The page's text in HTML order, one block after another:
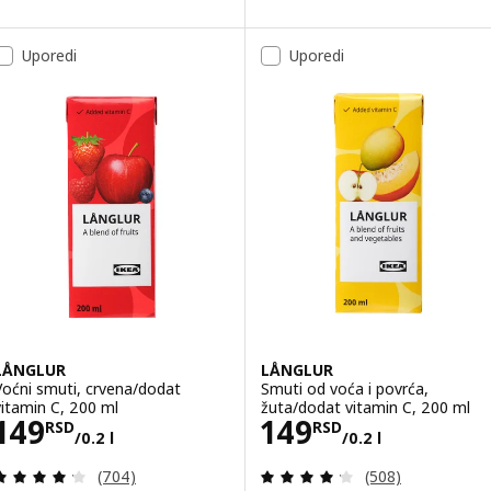
Uporedi
smuti, crvena/dodat
C, 200 ml
RSD
/0.2 l
149RSD/0.2 l
Pregled: 4.2 od 5 Zvezdice. Ukupno recenzija:
(704)
Uporedi
LÅNGLUR
Smuti od voća i povrća,
žuta/dodat vitamin C, 200 ml
149RSD
/0.2 l
Cena 149RSD/
Pregled: 4.2 od
(508)